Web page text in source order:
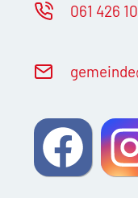
061 426
g m nd